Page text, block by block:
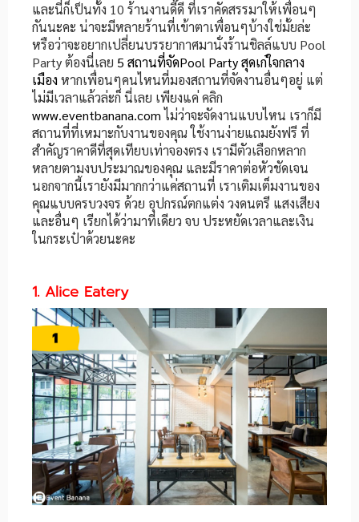
และนี่ก็เป็นทั้ง 10 ร้านงานดี๊ดี ที่เราคัดสรรมาให้เพื่อนๆ
กันนะคะ น่าจะมีหลายร้านที่เข้าตาเพื่อนๆบ้างใช่มั้ยล่ะ
หรือว่าจะอยากเปลี่ยนบรรยากาศมานั่งร้านชิลล์แบบ Pool
Party ต้องนี่เลย 5 สถานที่จัดPool Party สุดเก๋ใจกลาง
เมือง หากเพื่อนๆคนไหนที่มองสถานที่จัดงานอื่นๆอยู่ แต่
ไม่มีเวลาแล้วล่ะก็ นี่เลย เพียงแค่ คลิก
www.eventbanana.comไม่ว่าจะจัดงานแบบไหน เราก็มี
สถานที่ที่เหมาะกับงานของคุณ ใช้งานง่ายแถมยังฟรี ที่
สำคัญราคาดีที่สุดเทียบเท่าจองตรง เรามีตัวเลือกหลาก
หลายตามงบประมาณของคุณ และมีราคาต่อหัวชัดเจน
นอกจากนี้เรายังมีมากกว่าแค่สถานที่ เราเติมเต็มงานของ
คุณแบบครบวงจร ด้วย อุปกรณ์ตกแต่ง วงดนตรี แสงเสียง
และอื่นๆ เรียกได้ว่ามาที่เดียว จบ ประหยัดเวลาและเงิน
ในกระเป๋าด้วยนะคะ
1. Alice Eatery